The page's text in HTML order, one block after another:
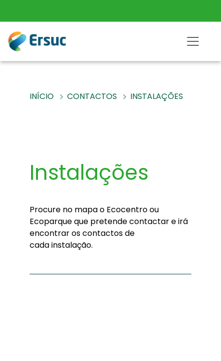
INÍCIO CONTACTOS INSTALAÇÕES
Instalações
Procure no mapa o Ecocentro ou
Ecoparque que pretende contactar e irá
encontrar os contactos de
cada instalação.